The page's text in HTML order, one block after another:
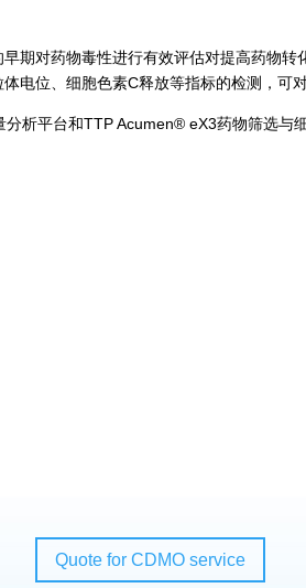
期对药物毒性进行有效评估对提高药物
电位、细胞色素C释放等指标的检测，可
析平台和TTP Acumen® eX3药物筛选
Quote for CDMO service